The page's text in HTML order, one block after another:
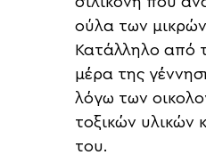
ούλα των
Κατάλληλο από
μέρα της
λόγω των
τοξικών υλικών
του.